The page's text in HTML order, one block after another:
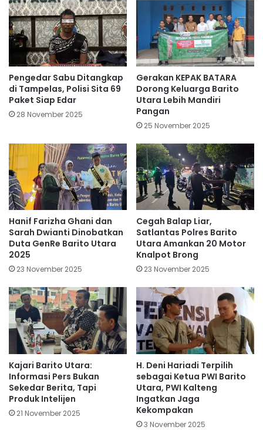
Pengedar Sabu Ditangkap
di Tampelas, Polisi Sita 69
Paket Siap Edar
28 November 2025
Gerakan KEPAK BATARA
Dorong Keluarga Barito
Utara Lebih Mandiri
Pangan
25 November 2025
Hanif Farizha Ghani dan
Sarah Dwianti Dinobatkan
Duta GenRe Barito Utara
2025
23 November 2025
Cegah Balap Liar,
Satlantas Polres Barito
Utara Amankan 20 Motor
Knalpot Brong
23 November 2025
Kajari Barito Utara:
Informasi Pers Bukan
Sekedar Berita, Tapi
Produk Intelijen
21 November 2025
H. Deni Hariadi Terpilih
sebagai Ketua PWI Barito
Utara, PWI Kalteng
Ingatkan Jaga
Kekompakan
3 November 2025